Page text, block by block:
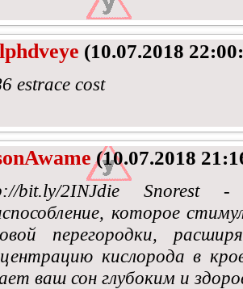
(10.07.2018
estrace cost
(10.07.2018
bit.ly/2INJdie Snorest
которое
перегородки,
кислорода в
ваш сон глубоким и